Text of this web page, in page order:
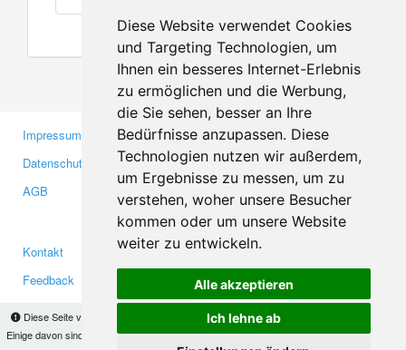
Diese Website verwendet Cookies
und Targeting Technologien, um
Ihnen ein besseres Internet-Erlebnis
zu ermöglichen und die Werbung,
die Sie sehen, besser an Ihre
Bedürfnisse anzupassen. Diese
Technologien nutzen wir außerdem,
um Ergebnisse zu messen, um zu
verstehen, woher unsere Besucher
kommen oder um unsere Website
weiter zu entwickeln.
Alle akzeptieren
Ich lehne ab
Diese Seite verwendet Cookies, um Informationen auf Ihrem Computer zu speichern.
Einige davon sind notwendig, damit unsere Seite funktioniert, andere helfen uns dabei, das
Impressum
Datenschutzerklärung
AGB
Gewerbetreibende
Investoren
Medien
Kontakt
Feedback
Facebook
Twitter
YouTube
Google+